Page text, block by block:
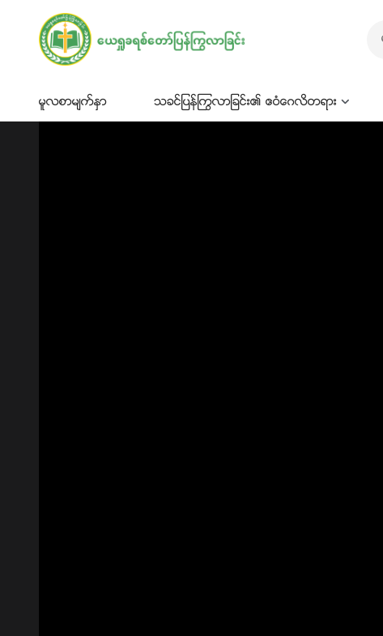
မူလစာမ်က္ႏွာ သခင္ျပန္ႂကြလာျခင္း၏ ဧဝံေဂလိတရား